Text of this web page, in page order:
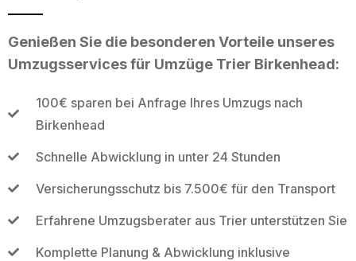
Genießen Sie die besonderen Vorteile unseres
Umzugsservices für Umzüge Trier Birkenhead:
100€ sparen bei Anfrage Ihres Umzugs nach
Birkenhead
Schnelle Abwicklung in unter 24 Stunden
Versicherungsschutz bis 7.500€ für den Transport
Erfahrene Umzugsberater aus Trier unterstützen Sie
Komplette Planung & Abwicklung inklusive